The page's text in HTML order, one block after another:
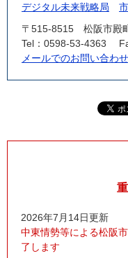
デジタル未来戦略局
〒515-8515
松阪市殿
Tel：0598-53-4363
メールでのお問い合わ
2026年7月14日更新
中東情勢等による松阪
了します